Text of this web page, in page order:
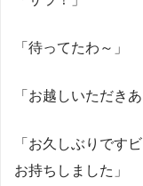
「待ってたわ～」
「お越しいただき
「お久しぶりです
お持ちしました」